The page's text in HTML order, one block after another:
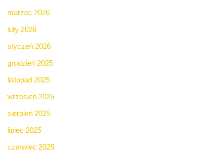
marzec 2026
luty 2026
styczeń 2026
grudzień 2025
listopad 2025
wrzesień 2025
sierpień 2025
lipiec 2025
czerwiec 2025